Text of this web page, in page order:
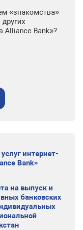
«знакомства»
Alliance Bank»?
интернет-
Bank»
на выпуск и
банковских